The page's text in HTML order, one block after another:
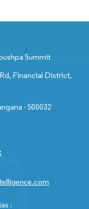
Summit
Financial District,
- 500032
: